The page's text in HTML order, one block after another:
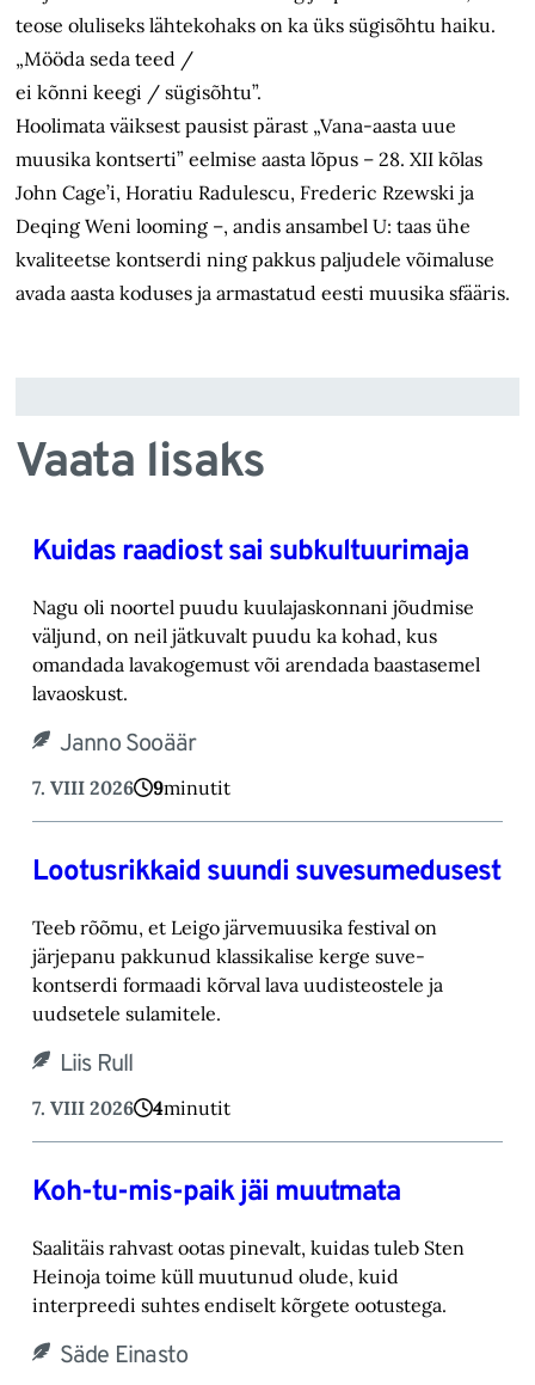
teose oluliseks lähtekohaks on ka üks sügisõhtu haiku.
„Mööda seda teed /
ei kõnni keegi / sügisõhtu”.
Hoolimata väiksest pausist pärast „Vana-aasta uue
muusika kontserti” eelmise aasta lõpus – 28. XII kõlas
John Cage’i, Horatiu Radulescu, Frederic Rzewski ja
Deqing Weni looming –, andis ansambel U: taas ühe
kvaliteetse kontserdi ning pakkus paljudele võimaluse
avada aasta koduses ja armastatud eesti muusika sfääris.
Vaata lisaks
Kuidas raadiost sai subkultuurimaja
Nagu oli noortel puudu kuulajaskonnani jõudmise
väljund, on neil jätkuvalt puudu ka kohad, ‎kus
omandada lavakogemust või arendada baastasemel
lavaoskust.‎
Janno Sooäär
7. VIII 2026 9minutit
Lootusrikkaid suundi suvesumedusest
Teeb rõõmu, et Leigo järvemuusika festival on
järjepanu pakkunud klassikalise kerge suve-‎
kontserdi formaadi kõrval lava uudisteostele ja
uudsetele sulamitele.‎
Liis Rull
7. VIII 2026 4minutit
Koh-tu-mis-paik jäi muutmata
Saalitäis rahvast ootas pinevalt, kuidas tuleb Sten
Heinoja toime küll muutunud olude, kuid
‎interpreedi suhtes endiselt kõrgete ootustega.‎
Säde Einasto